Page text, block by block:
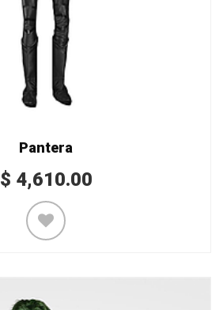
Pantera
$ 4,610.00